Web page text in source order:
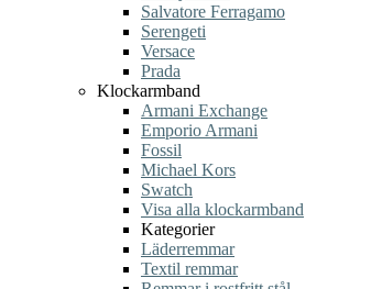
Salvatore Ferragamo
Serengeti
Versace
Prada
Klockarmband
Armani Exchange
Emporio Armani
Fossil
Michael Kors
Swatch
Visa alla klockarmband
Kategorier
Läderremmar
Textil remmar